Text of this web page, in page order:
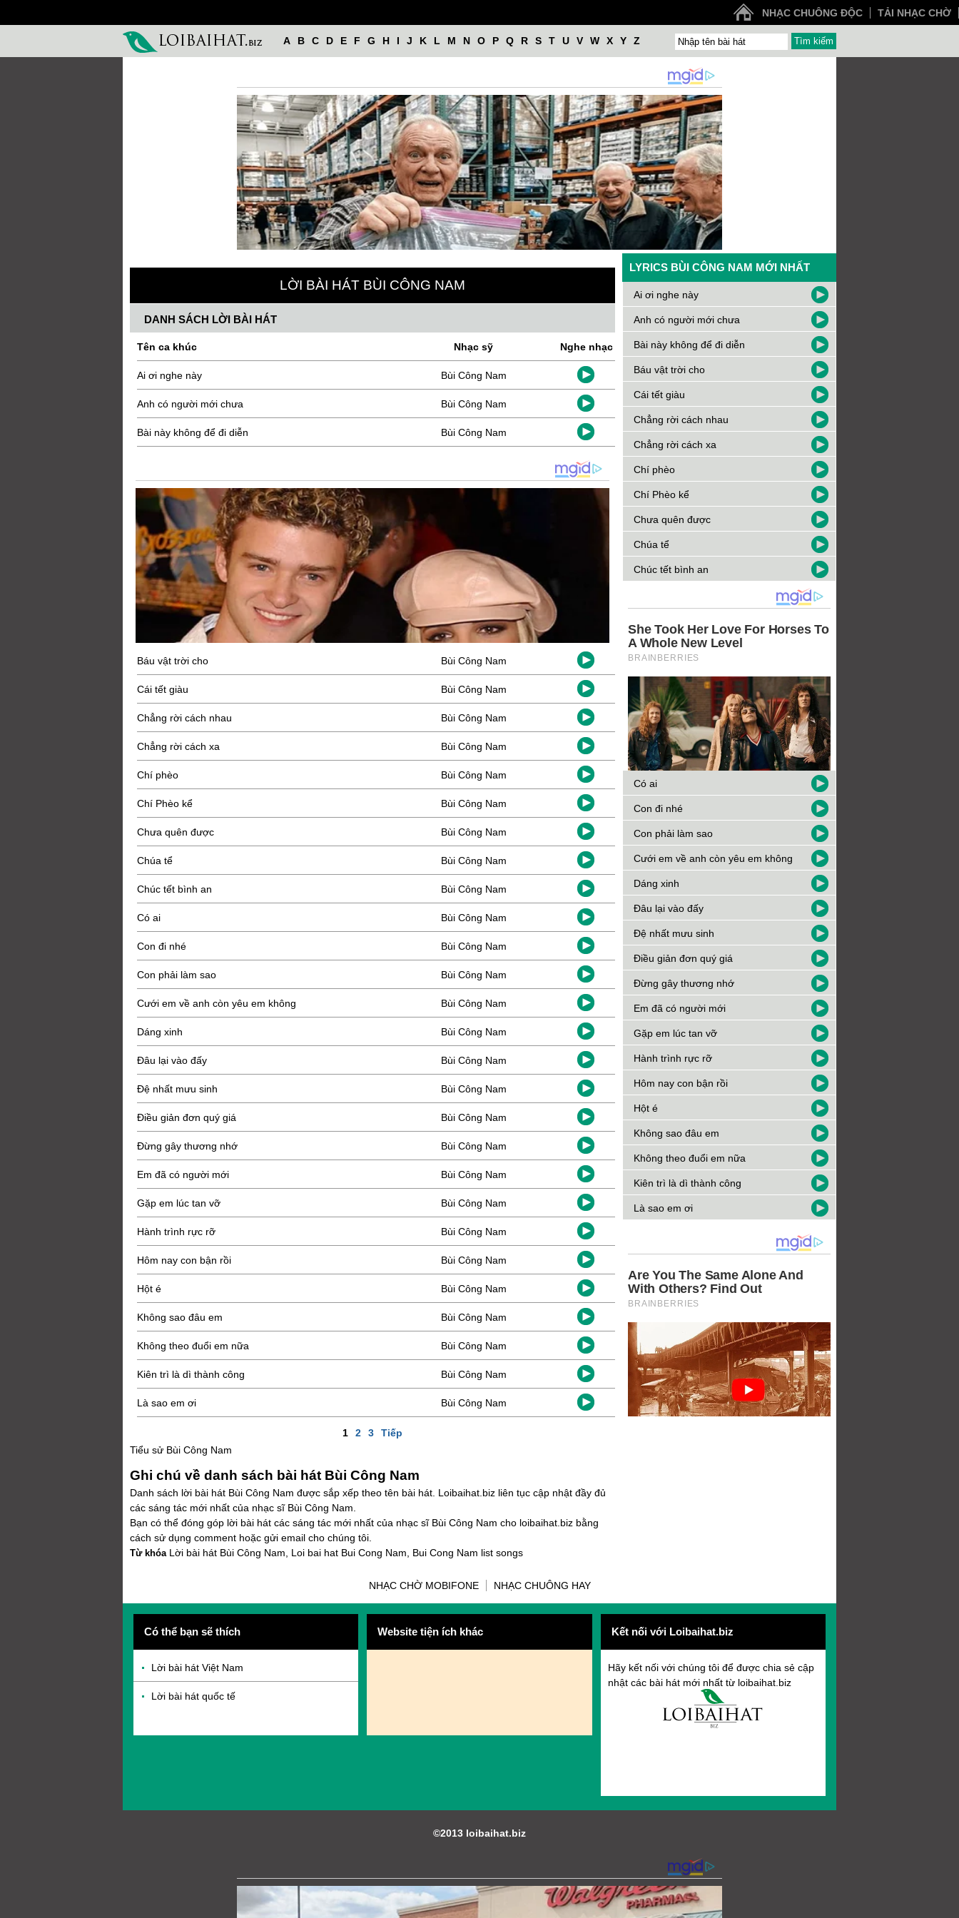
NHẠC CHUÔNG ĐỘC TẢI NHẠC CHỜ
A B C D E F G H I J K L M N O P Q R S T U V W X Y Z
LỜI BÀI HÁT BÙI CÔNG NAM
DANH SÁCH LỜI BÀI HÁT
Tên ca khúc Nhạc sỹ Nghe nhạc
Ai ơi nghe này Bùi Công Nam
Anh có người mới chưa Bùi Công Nam
Bài này không để đi diễn Bùi Công Nam
Báu vật trời cho Bùi Công Nam
Cái tết giàu Bùi Công Nam
Chẳng rời cách nhau Bùi Công Nam
Chẳng rời cách xa Bùi Công Nam
Chí phèo Bùi Công Nam
Chí Phèo kể Bùi Công Nam
Chưa quên được Bùi Công Nam
Chúa tể Bùi Công Nam
Chúc tết bình an Bùi Công Nam
Có ai Bùi Công Nam
Con đi nhé Bùi Công Nam
Con phải làm sao Bùi Công Nam
Cưới em về anh còn yêu em không Bùi Công Nam
Dáng xinh Bùi Công Nam
Đâu lại vào đấy Bùi Công Nam
Đệ nhất mưu sinh Bùi Công Nam
Điều giản đơn quý giá Bùi Công Nam
Đừng gây thương nhớ Bùi Công Nam
Em đã có người mới Bùi Công Nam
Gặp em lúc tan vỡ Bùi Công Nam
Hành trình rực rỡ Bùi Công Nam
Hôm nay con bận rồi Bùi Công Nam
Hột é Bùi Công Nam
Không sao đâu em Bùi Công Nam
Không theo đuổi em nữa Bùi Công Nam
Kiên trì là dì thành công Bùi Công Nam
Là sao em ơi Bùi Công Nam
1 2 3
Tiếp
Tiểu sử Bùi Công Nam
Ghi chú về danh sách bài hát Bùi Công Nam
Danh sách lời bài hát Bùi Công Nam được sắp xếp theo tên bài hát. Loibaihat.biz liên tục cập nhật đầy đủ
các sáng tác mới nhất của nhạc sĩ Bùi Công Nam.
Bạn có thể đóng góp lời bài hát các sáng tác mới nhất của nhạc sĩ Bùi Công Nam cho loibaihat.biz bằng
cách sử dụng comment hoặc gửi email cho chúng tôi.
Từ khóa Lời bài hát Bùi Công Nam, Loi bai hat Bui Cong Nam, Bui Cong Nam list songs
LYRICS BÙI CÔNG NAM MỚI NHẤT
Ai ơi nghe này
Anh có người mới chưa
Bài này không để đi diễn
Báu vật trời cho
Cái tết giàu
Chẳng rời cách nhau
Chẳng rời cách xa
Chí phèo
Chí Phèo kể
Chưa quên được
Chúa tể
Chúc tết bình an
Có ai
Con đi nhé
Con phải làm sao
Cưới em về anh còn yêu em không
Dáng xinh
Đâu lại vào đấy
Đệ nhất mưu sinh
Điều giản đơn quý giá
Đừng gây thương nhớ
Em đã có người mới
Gặp em lúc tan vỡ
Hành trình rực rỡ
Hôm nay con bận rồi
Hột é
Không sao đâu em
Không theo đuổi em nữa
Kiên trì là dì thành công
Là sao em ơi
NHẠC CHỜ MOBIFONE NHẠC CHUÔNG HAY
Có thể bạn sẽ thích
Lời bài hát Việt Nam
Lời bài hát quốc tế
Website tiện ích khác Kết nối với Loibaihat.biz
Hãy kết nối với chúng tôi để được chia sẻ cập
nhật các bài hát mới nhất từ loibaihat.biz
©2013 loibaihat.biz